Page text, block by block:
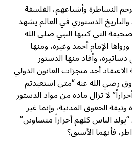
النساطرة وأشياعهم، الفلسفة
الدستوري في العالم يشهد
التي كتبها النبي صلى الله
الإمام أحمد وغيره، ومنها
وأفاد منها الدستور
أحد منجزات القانون الدولي
رضي الله عنه “متى استعبدتم
لا تزال مادة من مواد الدستور
الحقوق المدنية، وإنما غير
“يولد الناس كلهم أحراراً متساوين”
فأيهما الأسبق؟